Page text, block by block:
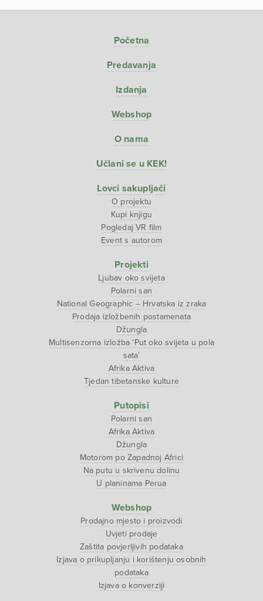
Početna
Predavanja
Izdanja
Webshop
O nama
Učlani se u KEK!
Lovci sakupljači
O projektu
Kupi knjigu
Pogledaj VR film
Event s autorom
Projekti
Ljubav oko svijeta
Polarni san
National Geographic – Hrvatska iz zraka
Prodaja izložbenih postamenata
Džungla
Multisenzorna izložba ‘Put oko svijeta u pola
sata’
Afrika Aktiva
Tjedan tibetanske kulture
Putopisi
Polarni san
Afrika Aktiva
Džungla
Motorom po Zapadnoj Africi
Na putu u skrivenu dolinu
U planinama Perua
Webshop
Prodajno mjesto i proizvodi
Uvjeti prodaje
Zaštita povjerljivih podataka
Izjava o prikupljanju i korištenju osobnih
podataka
Izjava o konverziji